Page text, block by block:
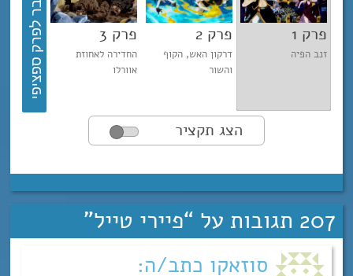
הצג תקציר
מעבר לפרק ספציפי פרק 1
זנב הפיה
פרק 2
דרקון האש, הקוף
והשור
פרק 3
החדירה לאחוזת
אוורלו
פרק 4
קאבי היקר
207 תגובות על “ פיירי טייל”
סוזאקו כתב/ה: